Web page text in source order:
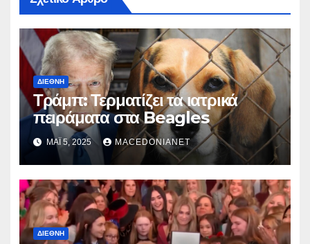
ΔΙΕΘΝΉ
Τράμπ: Τερματίζει τα ιατρικά
πειράματα στα Beagles
ΜΆΙ 5, 2025 MACEDONIANET
ΔΙΕΘΝΉ